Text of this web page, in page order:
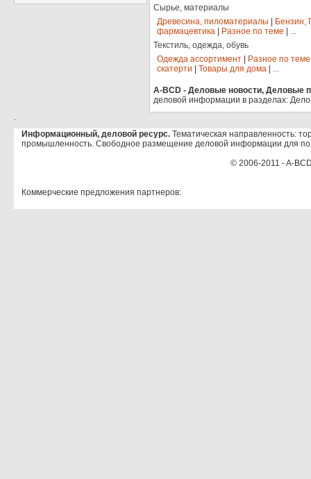
Сырье, материалы
Древесина, пиломатериалы
Бензин,
фармацевтика
Разное по теме
...
Текстиль, одежда, обувь
Одежда ассортимент
Разное по теме
скатерти
Товары для дома ...
A-BCD - Деловые новости, Деловые
деловой информации в разделах:
.
Информационный, деловой ресурс. Тематическая направленность:
промышленность. Свободное размещение деловой информации для
© 2006-2011 - A-
Коммерческие предложения партнеров: